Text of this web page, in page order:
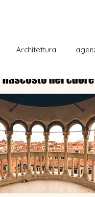
Architettura
Cucina italiana
Gramatica La città